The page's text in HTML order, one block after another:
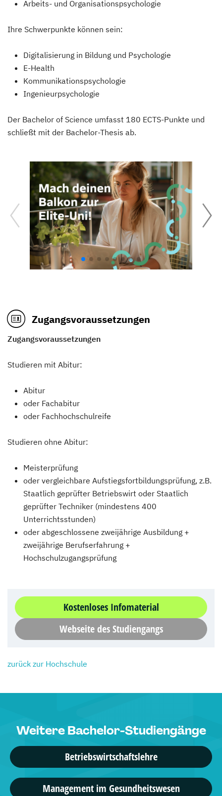
Arbeits- und Organisationspsychologie
Ihre Schwerpunkte können sein:
Digitalisierung in Bildung und Psychologie
E-Health
Kommunikationspsychologie
Ingenieurpsychologie
Der Bachelor of Science umfasst 180 ECTS-Punkte und
schließt mit der Bachelor-Thesis ab.
Zugangsvoraussetzungen
Zugangsvoraussetzungen
Studieren mit Abitur:
Abitur
oder Fachabitur
oder Fachhochschulreife
Studieren ohne Abitur:
Meisterprüfung
oder vergleichbare Aufstiegsfortbildungsprüfung, z.B.
Staatlich geprüfter Betriebswirt oder Staatlich
geprüfter Techniker (mindestens 400
Unterrichtsstunden)
oder abgeschlossene zweijährige Ausbildung +
zweijährige Berufserfahrung +
Hochschulzugangsprüfung
Kostenloses Infomaterial
Webseite des Studiengangs
zurück zur Hochschule
Weitere Bachelor-Studiengänge
Betriebswirtschaftslehre
Management im Gesundheitswesen